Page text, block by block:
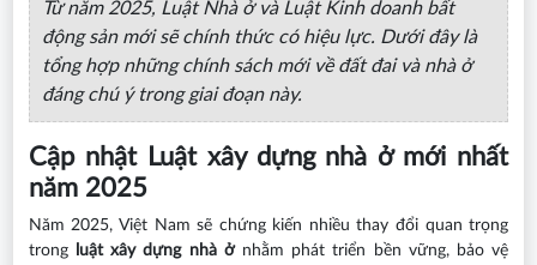
Từ năm 2025, Luật Nhà ở và Luật Kinh doanh bất
động sản mới sẽ chính thức có hiệu lực. Dưới đây là
tổng hợp những chính sách mới về đất đai và nhà ở
đáng chú ý trong giai đoạn này.
Cập nhật Luật xây dựng nhà ở mới nhất
năm 2025
Năm 2025, Việt Nam sẽ chứng kiến nhiều thay đổi quan trọng
trong
luật xây dựng nhà ởnhằm phát triển bền vững, bảo vệ